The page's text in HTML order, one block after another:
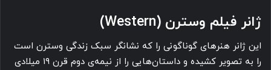
ژانر فیلم وسترن (Western)
این ژانر هنرهای گوناگونی را که نشانگر سبک زندگی وسترن است
را به تصویر کشیده و داستان‌هایی را از نیمه‌ی دوم قرن ۱۹ میلادی